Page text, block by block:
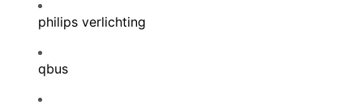
philips verlichting
qbus